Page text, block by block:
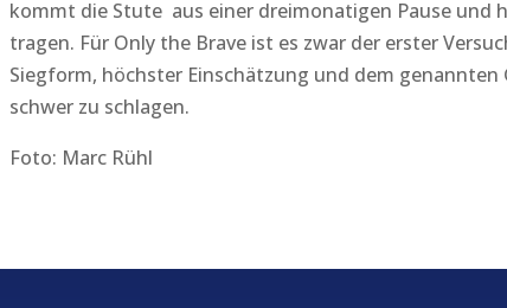
kommt die Stute aus einer dreimonatigen Pause und
tragen. Für Only the Brave ist es zwar der erster
Siegform, höchster Einschätzung und dem
schwer zu schlagen.
Foto: Marc Rühl